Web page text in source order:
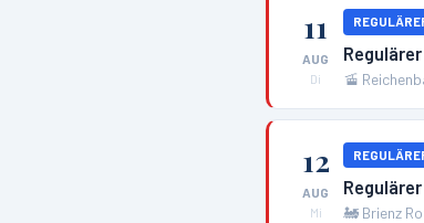
11
AUG
Di
🚡
12
AUG
Mi
🚂 Brienz